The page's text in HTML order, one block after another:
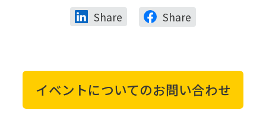
Share Share
イベントについてのお問い合わせ